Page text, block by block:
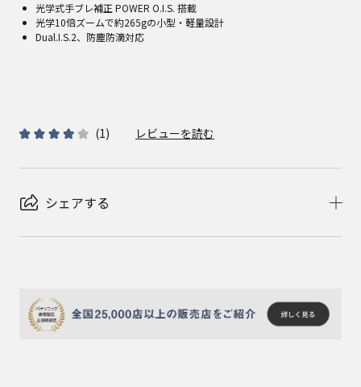
光学式手ブレ補正 POWER O.I.S. 搭載
光学10倍ズームで約265gの小型・軽量設計
Dual.I.S.2、防塵防滴対応
(1) レビューを読む
シェアする